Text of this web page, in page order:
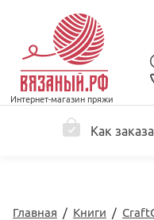
Интернет-магазин пряжи
Как
Главная / Книги /